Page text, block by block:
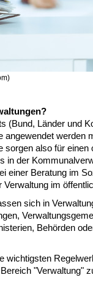
(Bund, Länder und
angewendet werden
sorgen also für
in der
einer Beratung im
im
sich in
Behörden
wichtigsten
"Verwaltung"